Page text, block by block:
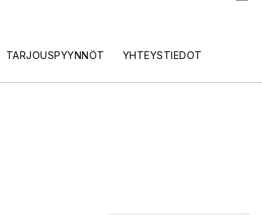
TARJOUSPYYNNÖT YHTEYSTIEDOT